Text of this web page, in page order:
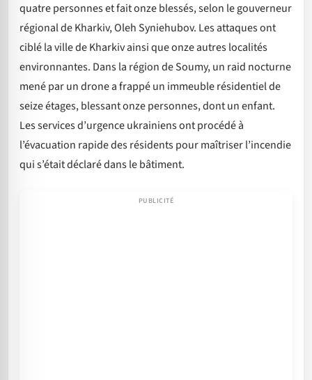
quatre personnes et fait onze blessés, selon le gouverneur
régional de Kharkiv, Oleh Syniehubov. Les attaques ont
ciblé la ville de Kharkiv ainsi que onze autres localités
environnantes. Dans la région de Soumy, un raid nocturne
mené par un drone a frappé un immeuble résidentiel de
seize étages, blessant onze personnes, dont un enfant.
Les services d’urgence ukrainiens ont procédé à
l’évacuation rapide des résidents pour maîtriser l’incendie
qui s’était déclaré dans le bâtiment.